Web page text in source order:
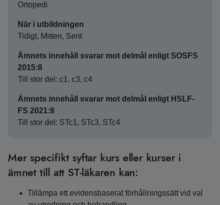
Ortopedi
När i utbildningen
Tidigt, Mitten, Sent
Ämnets innehåll svarar mot delmål enligt SOSFS
2015:8
Till stor del: c1, c3, c4
Ämnets innehåll svarar mot delmål enligt HSLF-
FS 2021:8
Till stor del: STc1, STc3, STc4
Mer specifikt syftar kurs eller kurser i
ämnet till att ST-läkaren kan:
Tillämpa ett evidensbaserat förhållningssätt vid val